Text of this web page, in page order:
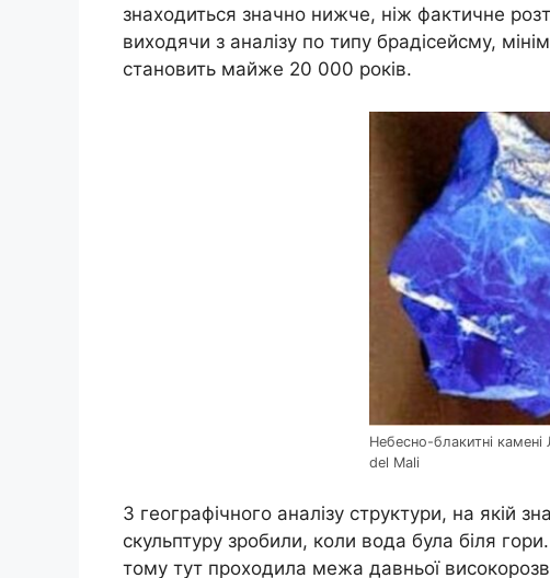
знаходиться значно нижче, ніж фактичне
виходячи з аналізу по типу брадісейсму,
становить майже 20 000 років.
Небесно-блакитні камені
del Mali
З географічного аналізу структури, на якій
скульптуру зробили, коли вода була біля
тому тут проходила межа давньої